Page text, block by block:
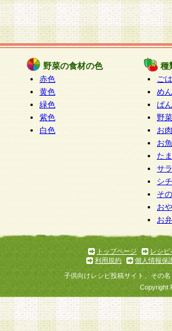
野菜の食材の色
赤色
黄色
緑色
紫色
白色
種
ご
めん
ぱん
野
お
お
た
サ
シ
そ
お
お
トップページ
レシピ
利用規約
個人情報保
子供向けレシピ投稿サイト、その
Copyright